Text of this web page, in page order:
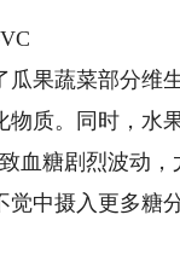
蔬菜部分维
质。同时，水
血糖剧烈波动
中摄入更多糖